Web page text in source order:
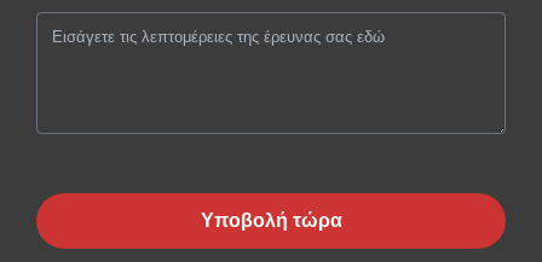
Υποβολή τώρα